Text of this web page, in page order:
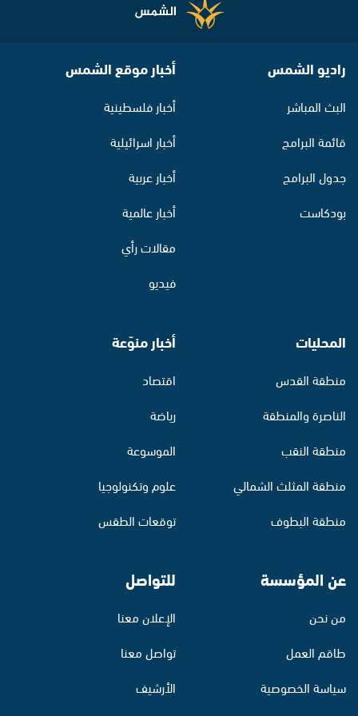
راديو الشمس
البث المباشر
قائمة البرامج
جدول البرامج
بودكاست
أخبار موقع الشمس
أخبار فلسطينية
أخبار اسرائيلية
أخبار عربية
أخبار عالمية
مقالات رأي
فيديو
المحليات
منطقة القدس
الناصرة والمنطقة
منطقة النقب
منطقة المثلث الشمالي
منطقة البطوف
أخبار منوّعة
اقتصاد
رياضة
الموسوعة
علوم وتكنولوجيا
توقعات الطقس
عن المؤسسة
من نحن
طاقم العمل
سياسة الخصوصية
للتواصل
الإعلان معنا
تواصل معنا
الأرشيف